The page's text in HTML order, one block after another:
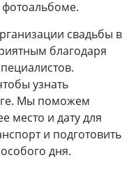
свадьбы в
благодаря
узнать
Мы поможем
место и дату для
и подготовить
дня.